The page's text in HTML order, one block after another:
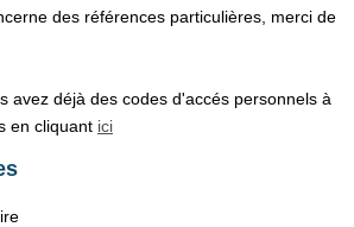
EXTRANET
des références particulières, merci de
avez déjà des codes d'accés personnels à
en cliquant ici